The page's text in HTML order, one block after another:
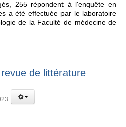
255 répondent à l'enquête en
a été effectuée par le laboratoire
de la Faculté de médecine de
de littérature